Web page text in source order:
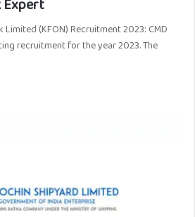
Expert
(KFON) Recruitment 2023: CMD
recruitment for the year 2023. The